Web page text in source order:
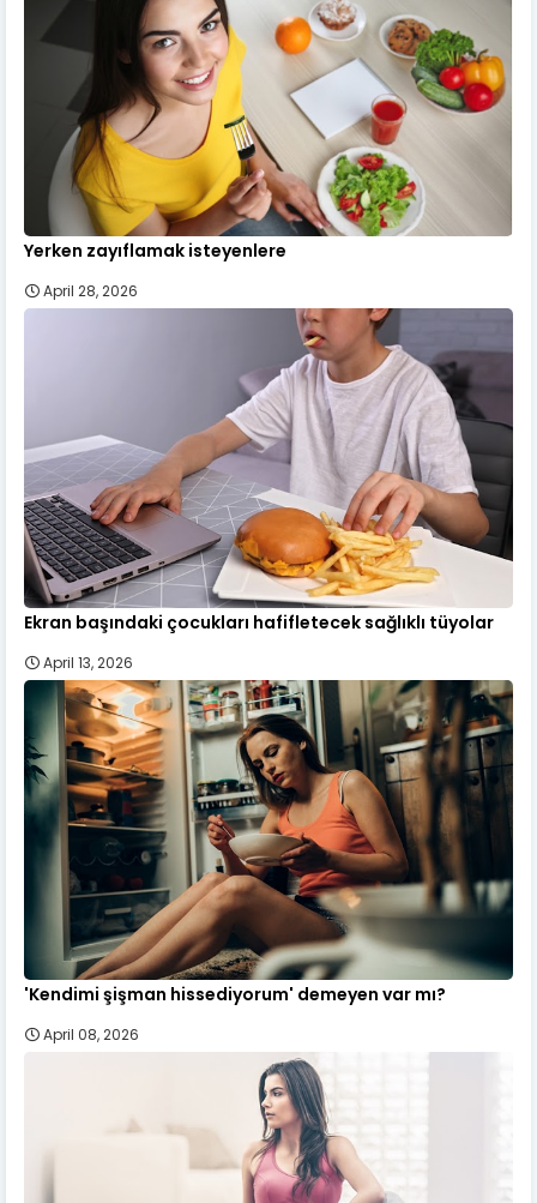
Yerken zayıflamak isteyenlere
April 28, 2026
Ekran başındaki çocukları hafifletecek sağlıklı tüyolar
April 13, 2026
'Kendimi şişman hissediyorum' demeyen var mı?
April 08, 2026